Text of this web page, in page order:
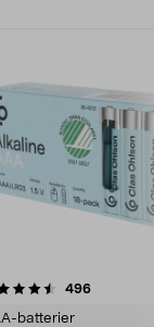
496
batterier